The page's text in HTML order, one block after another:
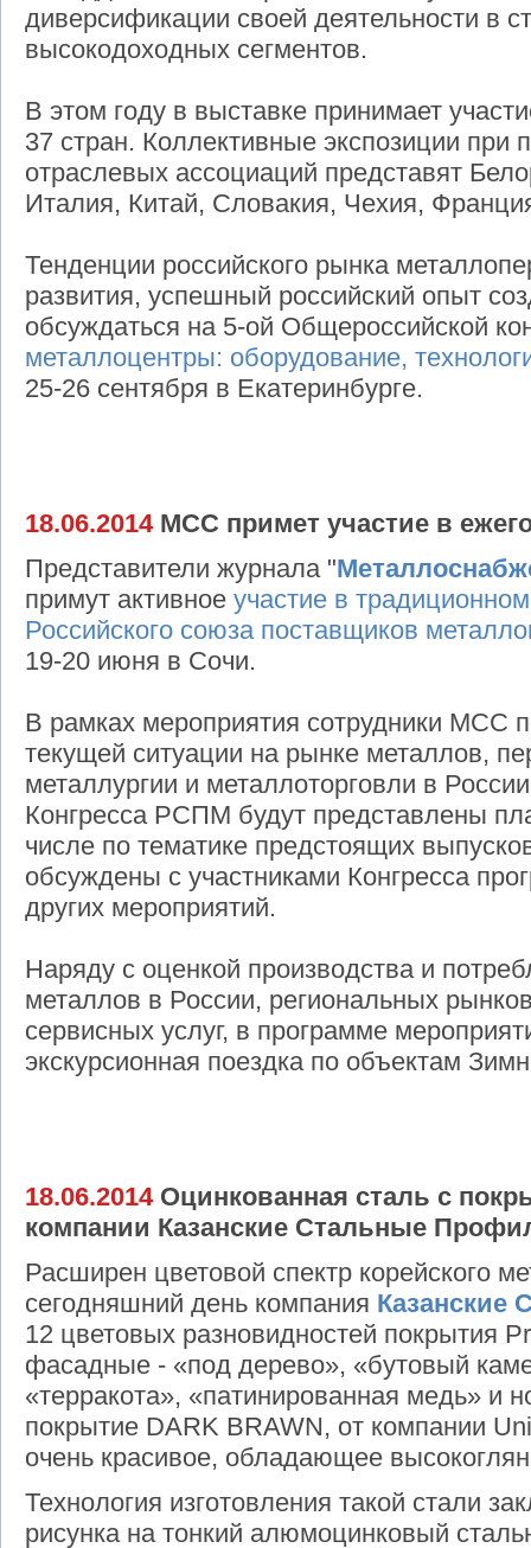
диверсификации своей деятельности в
высокодоходных сегментов.
В этом году в выставке принимает
37 стран. Коллективные экспозиции при
отраслевых ассоциаций представят
Италия, Китай, Словакия, Чехия,
Тенденции российского рынка
развития, успешный российский опыт
обсуждаться на 5-ой Общероссийской
металлоцентры: оборудование,
25-26 сентября в Екатеринбурге.
18.06.2014МСС примет участие в
Представители журнала "
примут активное участие в
Российского союза поставщиков
19-20 июня в Сочи.
В рамках мероприятия сотрудники МСС
текущей ситуации на рынке металлов,
металлургии и металлоторговли в
Конгресса РСПМ будут представлены
числе по тематике предстоящих
обсуждены с участниками Конгресса
других мероприятий.
Наряду с оценкой производства и
металлов в России, региональных
сервисных услуг, в программе
экскурсионная поездка по объектам
18.06.2014Оцинкованная сталь с
компании Казанские Стальные
Расширен цветовой спектр корейского
сегодняшний день компания Казанские
12 цветовых разновидностей покрытия
фасадные - «под дерево», «бутовый
«терракота», «патинированная медь» и
покрытие DARK BRAWN, от компании
очень красивое, обладающее
Технология изготовления такой стали
рисунка на тонкий алюмоцинковый